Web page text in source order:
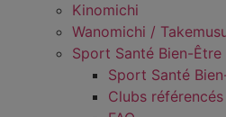
Kinomichi
Wanomichi /
Sport Santé Bien-Être
Sport Santé
Clubs référencés